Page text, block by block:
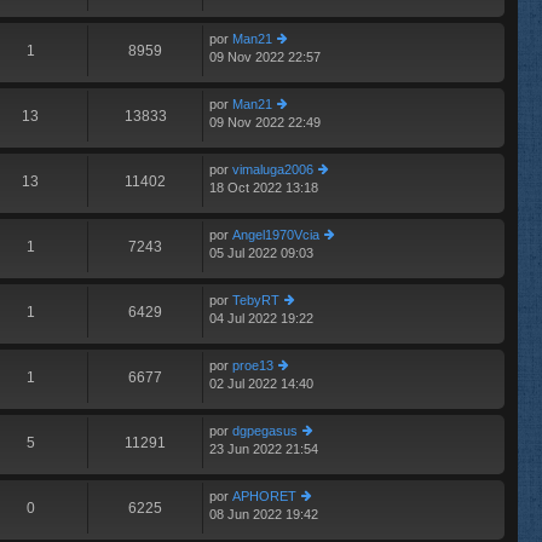
e
n
s
o
m
e
s
1 8959
por Man21
er
o
m
e
n
s
09 Nov 2022 22:57
13 13833
por Man21
er
o
m
e
n
s
09 Nov 2022 22:49
13 11402
por vimaluga2006
er
o
e
18 Oct 2022 13:18
1 7243
por Angel1970Vcia
e
05 Jul 2022 09:03
1 6429
por TebyRT
er
o
m
e
n
s
04 Jul 2022 19:22
1 6677
por proe13
er
o
m
e
n
s
02 Jul 2022 14:40
5 11291
por dgpegasus
er
o
m
23 Jun 2022 21:54
0 6225
por APHORET
er
08 Jun 2022 19:42